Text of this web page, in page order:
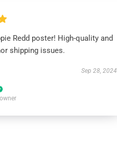
Redd poster! High-quality and
shipping issues.
Sep 28, 2024